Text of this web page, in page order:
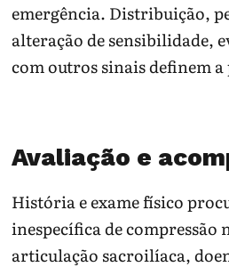
emergência. Distribuição,
alteração de sensibilidade,
com outros sinais definem
Avaliação e
História e exame físico
inespecífica de
articulação sacroilíaca,